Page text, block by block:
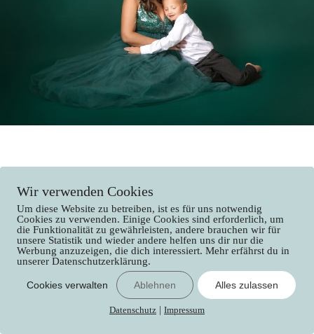
Wir verwenden Cookies
Um diese Website zu betreiben, ist es für uns notwendig
Cookies zu verwenden. Einige Cookies sind erforderlich, um
die Funktionalität zu gewährleisten, andere brauchen wir für
unsere Statistik und wieder andere helfen uns dir nur die
Werbung anzuzeigen, die dich interessiert. Mehr erfährst du in
unserer Datenschutzerklärung.
Cookies verwalten Ablehnen Alles zulassen
Datenschutz Impressum